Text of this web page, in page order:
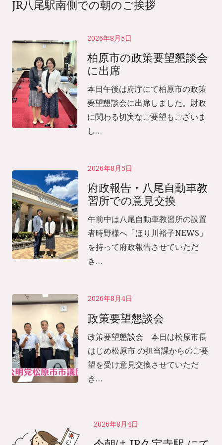
JR八尾駅南側での朝のご挨拶
2026年8月5日
柏原市の政策要望懇談会
に出席
本日午後は府庁にて柏原市の政策
要望懇談会に出席しました。財政
に関わる切実なご要望もございま
し…
2026年8月5日
府政報告・八尾自動車教
習所での意見交換
午前中は八尾自動車教習所の設置
者時野様へ「ほり川裕子NEWS」
を持って府政報告させていただ
き…
2026年8月4日
政策要望懇談会
政策要望懇談会 本日は松原市長
はじめ松原市 の担当課からのご要
望を受け意見交換させていただ
き…
2026年8月4日